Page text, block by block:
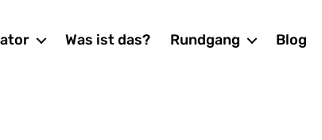
Was ist das? Rundgang Blog